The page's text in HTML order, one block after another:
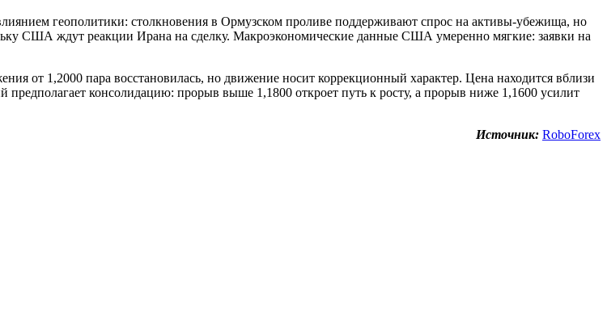
геополитики: столкновения в Ормузском проливе поддерживают спрос на активы-убежища, но
США ждут реакции Ирана на сделку. Макроэкономические данные США умеренно мягкие: заявки на
от 1,2000 пара восстановилась, но движение носит коррекционный характер. Цена находится вблизи
консолидацию: прорыв выше 1,1800 откроет путь к росту, а прорыв ниже 1,1600 усилит
Источник: RoboForex